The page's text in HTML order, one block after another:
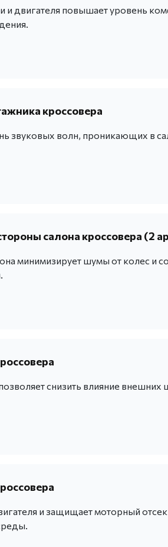
и двигателя повышает уровень
кроссовера
звуковых волн, проникающих в
салона кроссовера (2
минимизирует шумы от колес и
снизить влияние внешних
и защищает моторный отсек